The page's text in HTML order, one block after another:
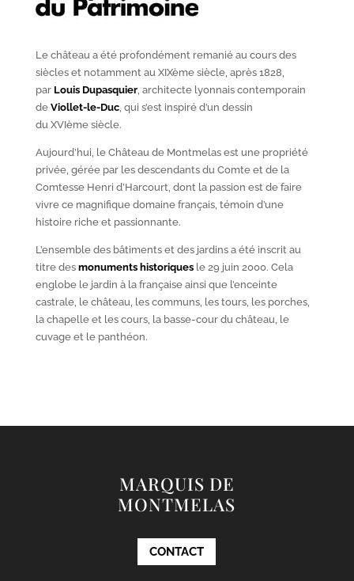
Le château a été profondément remanié au cours des
siècles et notamment au XIXèmesiècle, après 1828,
par Louis Dupasquier, architecte lyonnais contemporain
de Viollet-le-Duc, qui s’est inspiré d’un dessin
du XVIèmesiècle.
Aujourd’hui, le Château de Montmelas est une propriété
privée, gérée par les descendants du Comte et de la
Comtesse Henri d’Harcourt, dont la passion est de faire
vivre ce magnifique domaine français, témoin d’une
histoire riche et passionnante.
L’ensemble des bâtiments et des jardins a été inscrit au
titre des monuments historiquesle 29 juin 2000. Cela
englobe le jardin à la française ainsi que l’enceinte
castrale, le château, les communs, les tours, les porches,
la chapelle et les cours, la basse-cour du château, le
cuvage et le panthéon.
MARQUIS DE
MONTMELAS
CONTACT